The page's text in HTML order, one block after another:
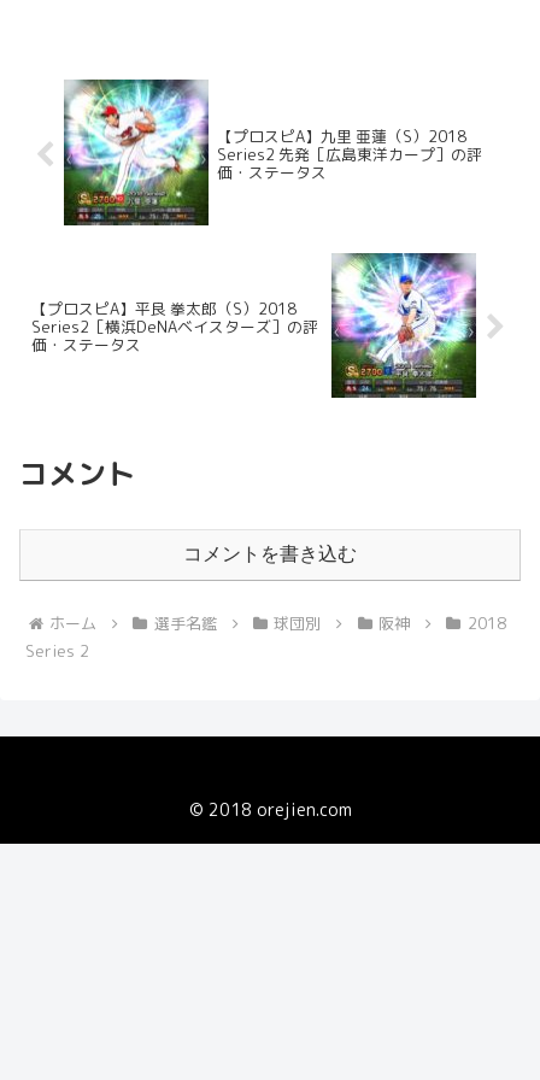
【プロスピA】九里 亜蓮（S）2018
Series2 先発［広島東洋カープ］の評
価・ステータス
【プロスピA】平良 拳太郎（S）2018
Series2［横浜DeNAベイスターズ］の評
価・ステータス
コメント
コメントを書き込む
ホーム 選手名鑑 球団別 阪神
2018
Series 2
© 2018 orejien.com